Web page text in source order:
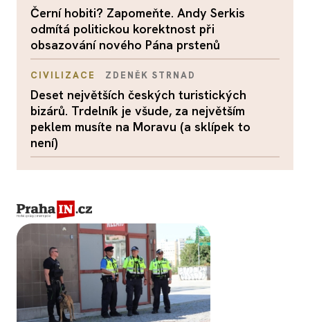
Černí hobiti? Zapomeňte. Andy Serkis
odmítá politickou korektnost při
obsazování nového Pána prstenů
CIVILIZACE ZDENĚK STRNAD
Deset největších českých turistických
bizárů. Trdelník je všude, za největším
peklem musíte na Moravu (a sklípek to
není)